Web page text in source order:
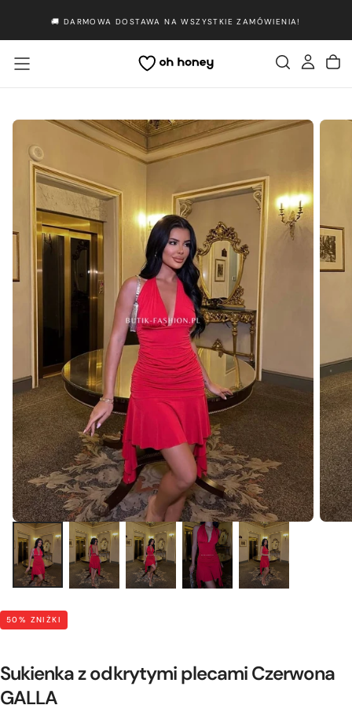
🚚 DARMOWA DOSTAWA NA WSZYSTKIE ZAMÓWIENIA!
50% ZNIŻKI
Sukienka z odkrytymi plecami Czerwona
GALLA